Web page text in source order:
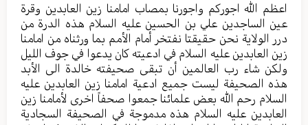
اعظم الله اجوركم واجورنا بمصاب امامنا زين العابدين وقرة
عين الساجدين علي بن الحسين عليه السلام هذه الدرة من
درر الولاية نحن حقيقتا نفتخر أمام الأمم بما ورثناه من امامنا
زين العابدين عليه السلام في ادعيته كان يدعوا في جوف الليل
ولكن شاء رب العالمين أن تبقى صحيفته خالدة الى الأبد
هذه الصحيفة ليست جميع ادعية امامنا زين العابدين عليه
السلام رحم الله بعض علمائنا جمعوا صحفاً اخرى لأمامنا زين
العابدين عليه السلام هذه مدموجة في الصحيفة السجادية